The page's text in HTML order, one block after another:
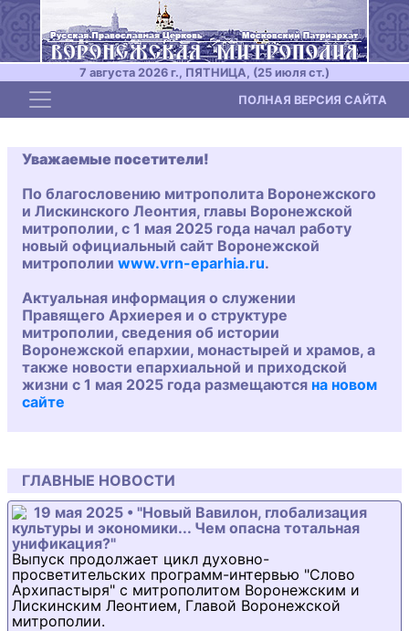
7 августа 2026 г., ПЯТНИЦА, (25 июля ст.)
Toggle navigation ПОЛНАЯ ВЕРСИЯ САЙТА
Уважаемые посетители!
По благословению митрополита Воронежского
и Лискинского Леонтия, главы Воронежской
митрополии, с 1 мая 2025 года начал работу
новый официальный сайт Воронежской
митрополии www.vrn-eparhia.ru.
Актуальная информация о служении
Правящего Архиерея и о структуре
митрополии, сведения об истории
Воронежской епархии, монастырей и храмов, а
также новости епархиальной и приходской
жизни с 1 мая 2025 года размещаются на новом
сайте
ГЛАВНЫЕ НОВОСТИ
19 мая 2025 • "Новый Вавилон, глобализация
культуры и экономики... Чем опасна тотальная
унификация?"
Выпуск продолжает цикл духовно-
просветительских программ-интервью "Слово
Архипастыря" с митрополитом Воронежским и
Лискинским Леонтием, Главой Воронежской
митрополии.